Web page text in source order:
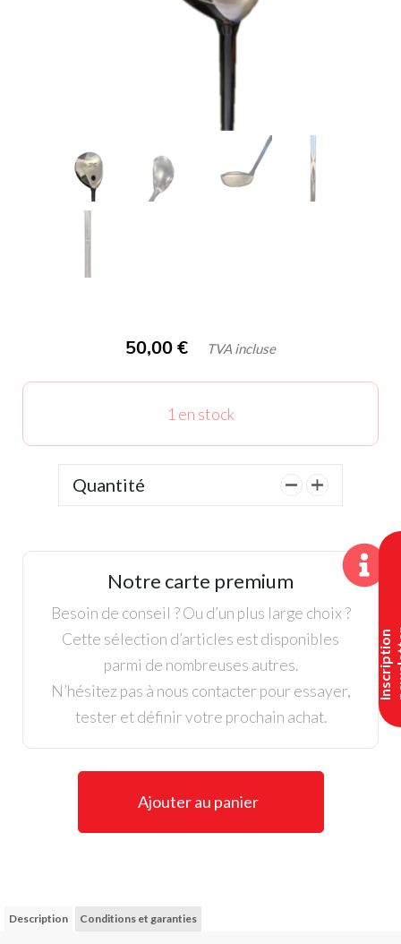
I
n
s
c
r
i
p
t
i
o
n
n
e
w
s
l
e
t
t
e
50,00 € TVA incluse
1 en stock
Quantité
quantité
d'occasion
X
Lady
Notre carte premium
Besoin de conseil ? Ou d’un plus large choix ?
Cette sélection d’articles est disponibles
parmi de nombreuses autres.
N’hésitez pas à nous contacter pour essayer,
tester et définir votre prochain achat.
Ajouter au panier
Description Conditions et garanties